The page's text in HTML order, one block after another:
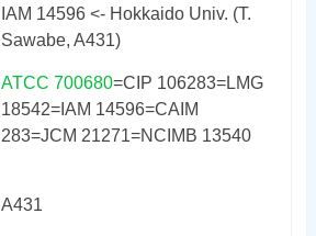
IAM 14596 <- Hokkaido Univ. (T.
Sawabe, A431)
ATCC 700680=CIP 106283=LMG
18542=IAM 14596=CAIM
283=JCM 21271=NCIMB 13540
A431